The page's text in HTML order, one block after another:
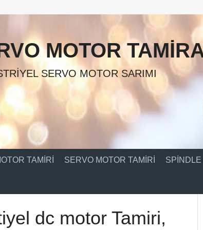
MOTOR
SERVO MOTOR SARIMI
TAMIRI SERVO MOTOR TAMIRI SPINDLE
dc motor Tamiri,